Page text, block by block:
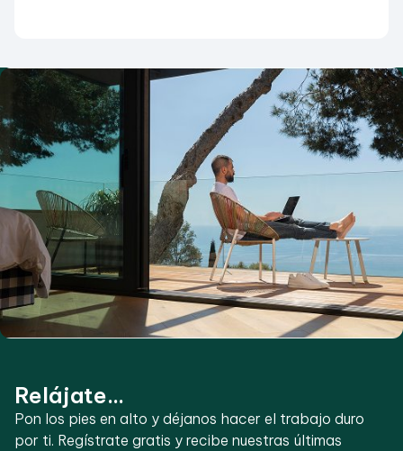
Relájate...
Pon los pies en alto y déjanos hacer el trabajo duro
por ti. Regístrate gratis y recibe nuestras últimas